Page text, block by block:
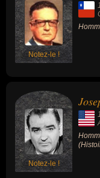
Notez-le !
Notez-le !